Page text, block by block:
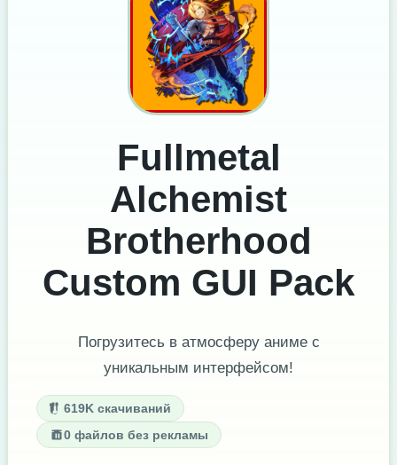
Fullmetal
Alchemist
Brotherhood
Custom GUI Pack
Погрузитесь в атмосферу аниме с
уникальным интерфейсом!
619K скачиваний
0 файлов без рекламы